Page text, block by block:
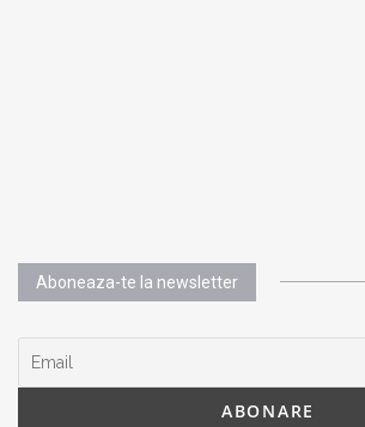
Aboneaza-te la newsletter